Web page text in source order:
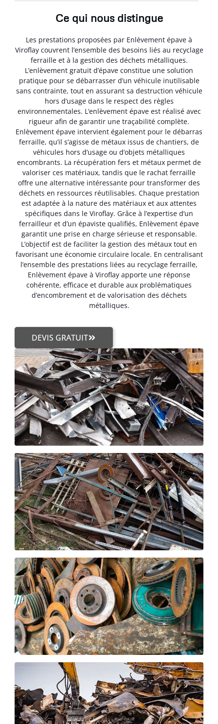
Ce qui nous distingue
Les prestations proposées par Enlèvement épave à
Viroflay couvrent l’ensemble des besoins liés au recyclage
ferraille et à la gestion des déchets métalliques.
L’enlèvement gratuit d’épave constitue une solution
pratique pour se débarrasser d’un véhicule inutilisable
sans contrainte, tout en assurant sa destruction véhicule
hors d’usage dans le respect des règles
environnementales. L’enlèvement épave est réalisé avec
rigueur afin de garantir une traçabilité complète.
Enlèvement épave intervient également pour le débarras
ferraille, qu’il s’agisse de métaux issus de chantiers, de
véhicules hors d’usage ou d’objets métalliques
encombrants. La récupération fers et métaux permet de
valoriser ces matériaux, tandis que le rachat ferraille
offre une alternative intéressante pour transformer des
déchets en ressources réutilisables. Chaque prestation
est adaptée à la nature des matériaux et aux attentes
spécifiques dans le Viroflay. Grâce à l’expertise d’un
ferrailleur et d’un épaviste qualifiés, Enlèvement épave
garantit une prise en charge sérieuse et responsable.
L’objectif est de faciliter la gestion des métaux tout en
favorisant une économie circulaire locale. En centralisant
l’ensemble des prestations liées au recyclage ferraille,
Enlèvement épave à Viroflay apporte une réponse
cohérente, efficace et durable aux problématiques
d’encombrement et de valorisation des déchets
métalliques.
DEVIS GRATUIT